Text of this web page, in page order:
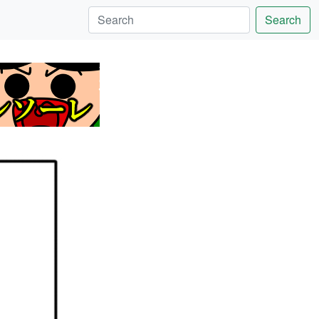
Search